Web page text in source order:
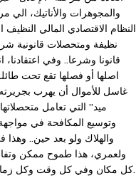
والمجوهرات والأناتيك، الي
النظام الاقتصادي المالي
نظيفة ومتحصلات قانونية
قانونا وشرعا.. وفي
اصلها أو فصلها تقع تحت
غاسل للأموال أن يهرب
ميد” التي تعامل
وتوسيع المكافحة في
والهلاك ولو بعد حين..
ولعمري، هذا طموح ممكن
كل مكان وفي كل وقت وكل زمان، ولذا، وكرد فعل طبيعي فان توسيع مواعين المكافحة أمر ضروري بل حتمي.